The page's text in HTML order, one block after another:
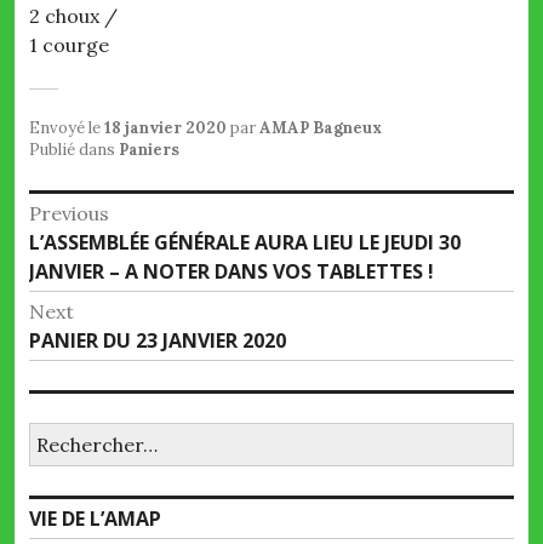
2 choux /
1 courge
Envoyé le18 janvier 2020 parAMAP Bagneux
Publié dans Paniers
Navigation
de
l’article
Previous
Previous
post:
L’ASSEMBLÉE GÉNÉRALE AURA LIEU LE JEUDI 30
JANVIER – A NOTER DANS VOS TABLETTES !
Next
Next
post:
PANIER DU 23 JANVIER 2020
VIE DE L’AMAP